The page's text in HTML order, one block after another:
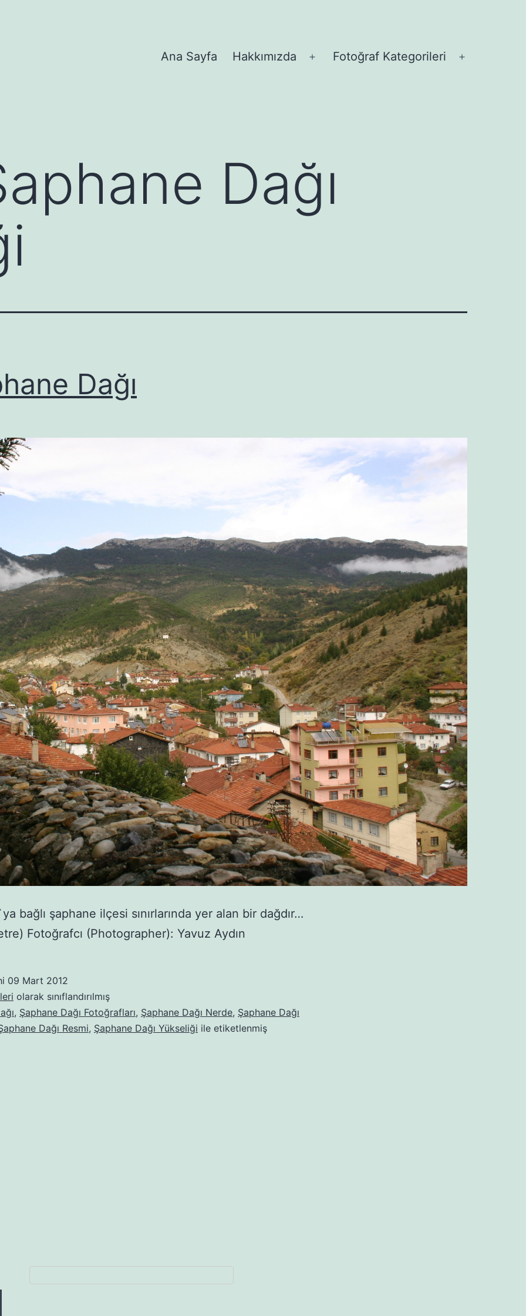
Ana Sayfa Hakkımızda
Menüyü
Fotoğraf Kategorileri
Dağı
Dağı
bağlı şaphane ilçesi sınırlarında yer alan bir dağdır…
Fotoğrafcı (Photographer): Yavuz Aydın
09 Mart 2012
olarak sınıflandırılmış
, Şaphane Dağı Fotoğrafları, Şaphane Dağı Nerde, Şaphane Dağı
Dağı Resmi, Şaphane Dağı Yükseliği ile etiketlenmiş